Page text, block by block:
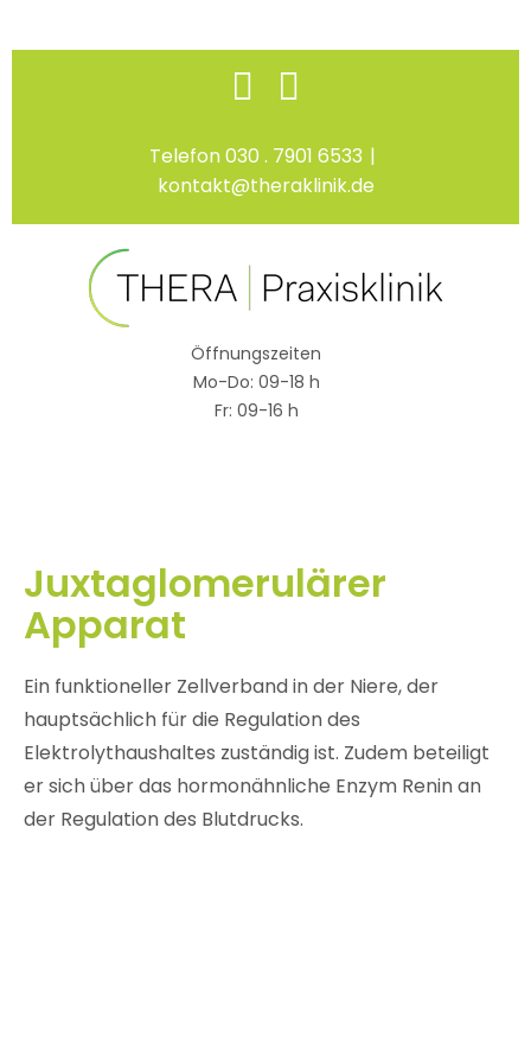
Skip
Facebook
Telefon 030 . 7901 6533 |
kontakt@theraklinik.de
Öffnungszeiten
Mo-Do: 09-18 h
Fr: 09-16 h
Juxtaglomerulärer
Apparat
Ein funktioneller Zellverband in der Niere, der
hauptsächlich für die Regulation des
Elektrolythaushaltes zuständig ist. Zudem beteiligt
er sich über das hormonähnliche Enzym Renin an
der Regulation des Blutdrucks.